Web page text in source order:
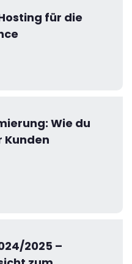
für die
Wie du
Kunden
2025 –